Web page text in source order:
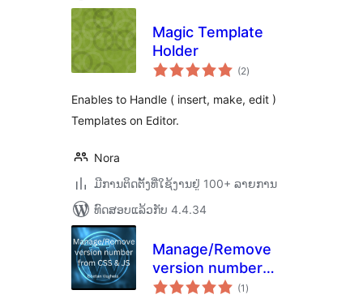
Magic Template
Holder
(2ຄະແນນ
ທັງໝົດ
)
Enables to Handle ( insert, make, edit )
Templates on Editor.
Nora
ມີການຕິດຕັ້ງທີ່ໃຊ້ງານຢູ່ 100+ ລາຍການ
ທົດສອບແລ້ວກັບ 4.4.34
Manage/Remove
version number
from CSS & JS
(1 ຄະແນນ
ທັງໝົດ
)